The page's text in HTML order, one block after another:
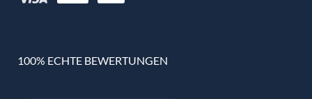
100% ECHTE BEWERTUNGEN